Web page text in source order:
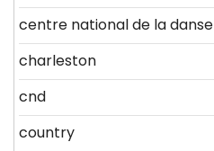
centre national de la danse
charleston
cnd
country